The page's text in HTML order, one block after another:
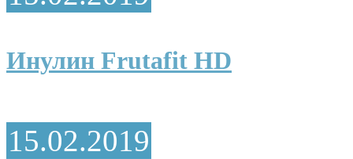
Инулин Frutafit HD
15.02.2019